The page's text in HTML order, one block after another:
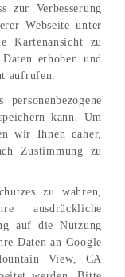
zur Verbesserung
Webseite unter
Kartenansicht zu
erhoben und
aufrufen.
kann. Um
wir Ihnen daher,
Zustimmung zu
zu wahren,
auf die Nutzung
Daten an Google
View, CA